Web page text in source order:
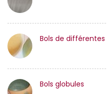
Bols de
Bols globules